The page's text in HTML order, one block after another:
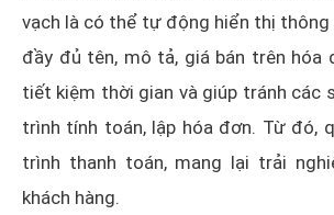
vạch là có thể tự động hiển thị thông
đầy đủ tên, mô tả, giá bán trên hóa
tiết kiệm thời gian và giúp tránh các
trình tính toán, lập hóa đơn. Từ đó,
trình thanh toán, mang lại trải
khách hàng.